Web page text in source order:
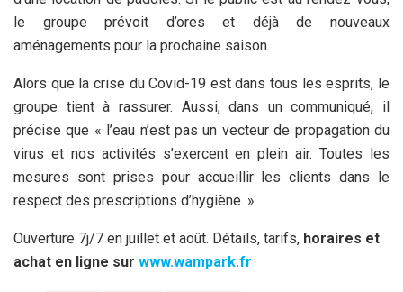
le groupe prévoit d’ores et déjà de nouveaux
aménagements pour la prochaine saison.
Alors que la crise du Covid-19 est dans tous les esprits, le
groupe tient à rassurer. Aussi, dans un communiqué, il
précise que « l’eau n’est pas un vecteur de propagation du
virus et nos activités s’exercent en plein air. Toutes les
mesures sont prises pour accueillir les clients dans le
respect des prescriptions d’hygiène. »
Ouverture 7j/7 en juillet et août. Détails, tarifs, horaires et
achat en ligne sur www.wampark.fr